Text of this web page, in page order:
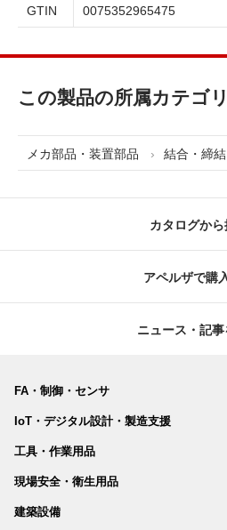
GTIN
0075352965475
この製品の所属カテゴリ
メカ部品・装置部品 結合・締結
カタログか
アペルザで購
ニュース・記
FA・制御・センサ
IoT・デジタル設計・製造支援
工具・作業用品
現場安全・衛生用品
建築設備